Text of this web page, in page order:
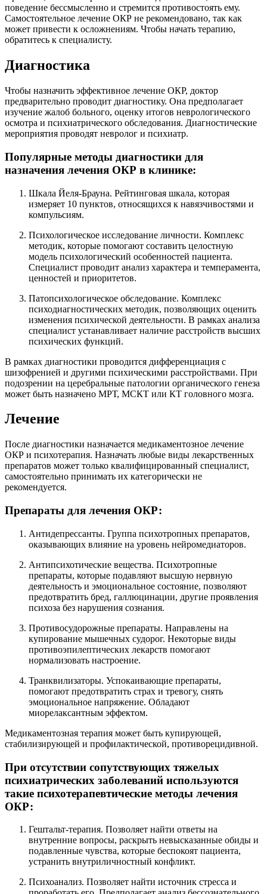
поведение бессмысленно и стремится противостоять ему.
Самостоятельное лечение ОКР не рекомендовано, так как
может привести к осложнениям. Чтобы начать терапию,
обратитесь к специалисту.
Диагностика
Чтобы назначить эффективное лечение ОКР, доктор
предварительно проводит диагностику. Она предполагает
изучение жалоб больного, оценку итогов неврологического
осмотра и психиатрического обследования. Диагностические
мероприятия проводят невролог и психиатр.
Популярные методы диагностики для
назначения лечения ОКР в клинике:
Шкала Йеля-Брауна. Рейтинговая шкала, которая
измеряет 10 пунктов, относящихся к навязчивостями и
компульсиям.
Психологическое исследование личности. Комплекс
методик, которые помогают составить целостную
модель психологический особенностей пациента.
Специалист проводит анализ характера и темперамента,
ценностей и приоритетов.
Патопсихологическое обследование. Комплекс
психодиагностических методик, позволяющих оценить
изменения психической деятельности. В рамках анализа
специалист устанавливает наличие расстройств высших
психических функций.
В рамках диагностики проводится дифференциация с
шизофренией и другими психическими расстройствами. При
подозрении на церебральные патологии органического генеза
может быть назначено МРТ, МСКТ или КТ головного мозга.
Лечение
После диагностики назначается медикаментозное лечение
ОКР и психотерапия. Назначать любые виды лекарственных
препаратов может только квалифицированный специалист,
самостоятельно принимать их категорически не
рекомендуется.
Препараты для лечения ОКР:
Антидепрессанты. Группа психотропных препаратов,
оказывающих влияние на уровень нейромедиаторов.
Антипсихотические вещества. Психотропные
препараты, которые подавляют высшую нервную
деятельность и эмоциональное состояние, позволяют
предотвратить бред, галлюцинации, другие проявления
психоза без нарушения сознания.
Противосудорожные препараты. Направлены на
купирование мышечных судорог. Некоторые виды
противоэпилептических лекарств помогают
нормализовать настроение.
Транквилизаторы. Успокаивающие препараты,
помогают предотвратить страх и тревогу, снять
эмоциональное напряжение. Обладают
миорелаксантным эффектом.
Медикаментозная терапия может быть купирующей,
стабилизирующей и профилактической, противорецидивной.
При отсутствии сопутствующих тяжелых
психиатрических заболеваний используются
такие психотерапевтические методы лечения
ОКР:
Гештальт-терапия. Позволяет найти ответы на
внутренние вопросы, раскрыть невысказанные обиды и
подавленные чувства, которые беспокоят пациента,
устранить внутриличностный конфликт.
Психоанализ. Позволяет найти источник стресса и